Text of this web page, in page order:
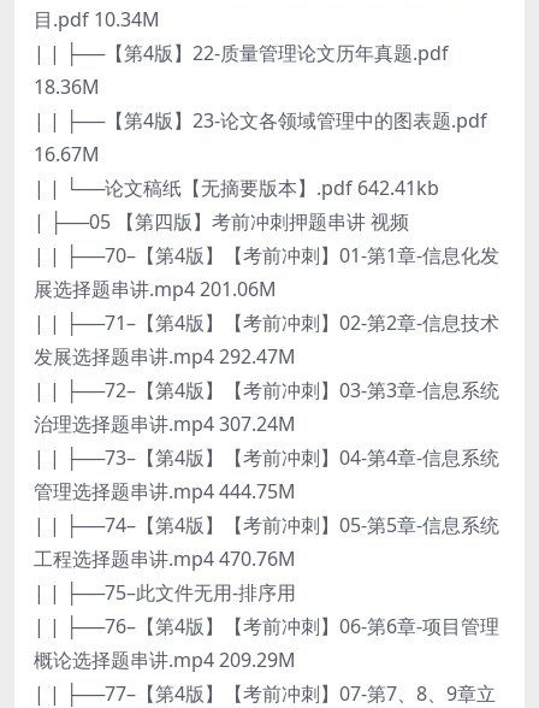
目.pdf 10.34M
| | ├──【第4版】22-质量管理论文历年真题.pdf
18.36M
| | ├──【第4版】23-论文各领域管理中的图表题.pdf
16.67M
| | └──论文稿纸【无摘要版本】.pdf 642.41kb
| ├──05 【第四版】考前冲刺押题串讲 视频
| | ├──70–【第4版】【考前冲刺】01-第1章-信息化发
展选择题串讲.mp4 201.06M
| | ├──71–【第4版】【考前冲刺】02-第2章-信息技术
发展选择题串讲.mp4 292.47M
| | ├──72–【第4版】【考前冲刺】03-第3章-信息系统
治理选择题串讲.mp4 307.24M
| | ├──73–【第4版】【考前冲刺】04-第4章-信息系统
管理选择题串讲.mp4 444.75M
| | ├──74–【第4版】【考前冲刺】05-第5章-信息系统
工程选择题串讲.mp4 470.76M
| | ├──75–此文件无用-排序用
| | ├──76–【第4版】【考前冲刺】06-第6章-项目管理
概论选择题串讲.mp4 209.29M
| | ├──77–【第4版】【考前冲刺】07-第7、8、9章立